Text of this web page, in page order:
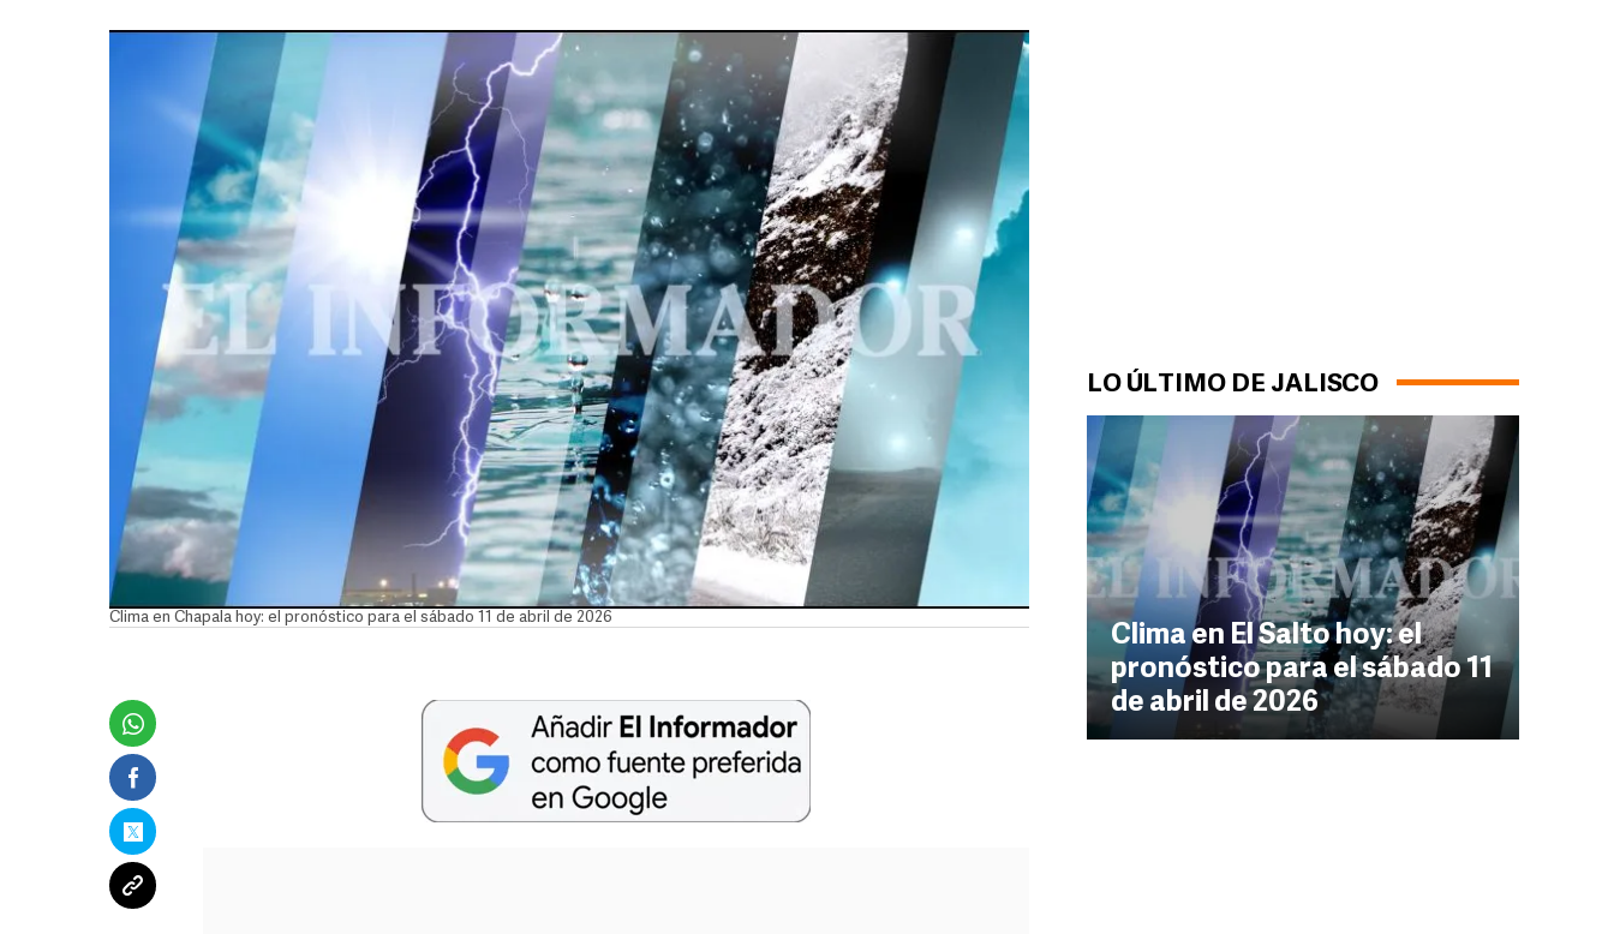
LO ÚLTIMO DE JALISCO
Clima en El Salto hoy: el
pronóstico para el sábado 11
de abril de 2026
Clima en Chapala hoy: el pronóstico para el sábado 11 de abril de 2026